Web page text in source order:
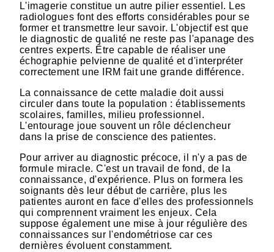
L'imagerie constitue un autre pilier essentiel. Les
radiologues font des efforts considérables pour se
former et transmettre leur savoir. L'objectif est que
le diagnostic de qualité ne reste pas l'apanage des
centres experts. Être capable de réaliser une
échographie pelvienne de qualité et d'interpréter
correctement une IRM fait une grande différence.
La connaissance de cette maladie doit aussi
circuler dans toute la population : établissements
scolaires, familles, milieu professionnel.
L'entourage joue souvent un rôle déclencheur
dans la prise de conscience des patientes.
Pour arriver au diagnostic précoce, il n'y a pas de
formule miracle. C'est un travail de fond, de la
connaissance, d'expérience. Plus on formera les
soignants dès leur début de carrière, plus les
patientes auront en face d'elles des professionnels
qui comprennent vraiment les enjeux. Cela
suppose également une mise à jour régulière des
connaissances sur l'endométriose car ces
dernières évoluent constamment.